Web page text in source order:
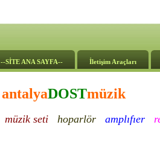
--SİTE ANA SAYFA-- İletişim Araçları
antalyaDOSTmüzik
müzik seti hoparlör amplıfıer